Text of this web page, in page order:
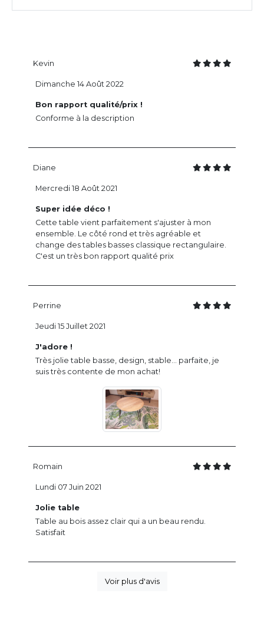
Kevin
Bon rapport qualité/prix !
Conforme à la description
Dimanche 14 Août 2022
Diane
Super idée déco !
Cette table vient parfaitement s'ajuster à mon
ensemble. Le côté rond et très agréable et
change des tables basses classique rectangulaire.
C'est un très bon rapport qualité prix
Mercredi 18 Août 2021
Perrine
J'adore !
Très jolie table basse, design, stable... parfaite, je
suis très contente de mon achat!
Jeudi 15 Juillet 2021
Romain
Jolie table
Table au bois assez clair qui a un beau rendu.
Satisfait
Lundi 07 Juin 2021
Voir plus d'avis